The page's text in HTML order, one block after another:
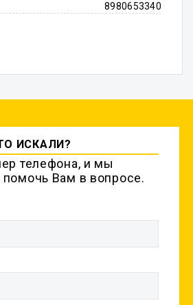
8980653340
ИСКАЛИ?
телефона, и мы
помочь Вам в вопросе.